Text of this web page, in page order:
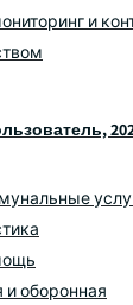
и
оборонная